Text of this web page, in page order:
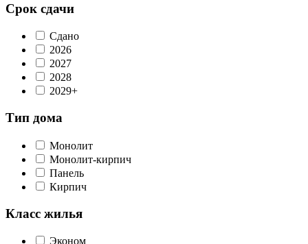
Срок сдачи
Сдано
2026
2027
2028
2029+
Тип дома
Монолит
Монолит-кирпич
Панель
Кирпич
Класс жилья
Эконом